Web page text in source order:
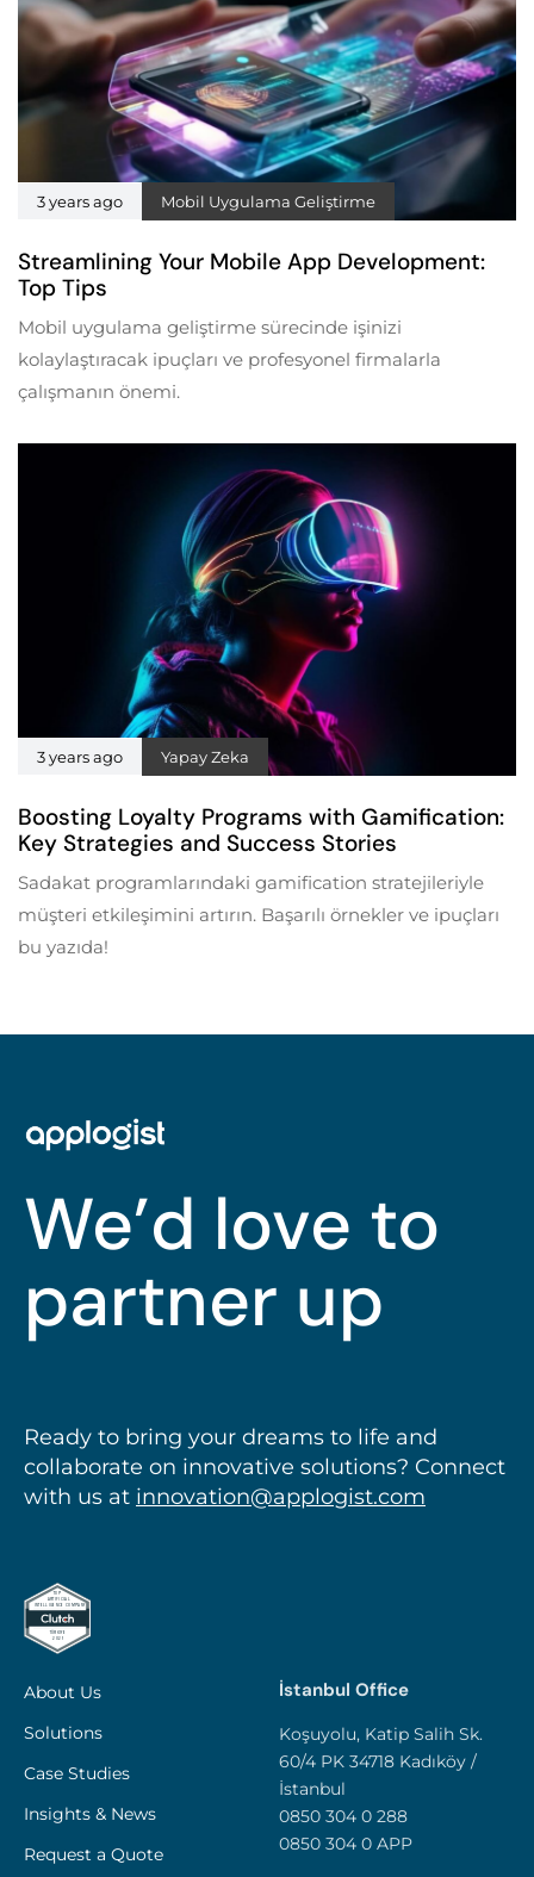
3 years ago Mobil Uygulama Geliştirme
Streamlining Your Mobile App Development:
Top Tips
Mobil uygulama geliştirme sürecinde işinizi
kolaylaştıracak ipuçları ve profesyonel firmalarla
çalışmanın önemi.
3 years ago Yapay Zeka
Boosting Loyalty Programs with Gamification:
Key Strategies and Success Stories
Sadakat programlarındaki gamification stratejileriyle
müşteri etkileşimini artırın. Başarılı örnekler ve ipuçları
bu yazıda!
We’d love to
partner up
Ready to bring your dreams to life and
collaborate on innovative solutions? Connect
with us at innovation@applogist.com
About Us
Solutions
Case Studies
Insights & News
Request a Quote
İstanbul Office
Koşuyolu, Katip Salih Sk.
60/4 PK 34718 Kadıköy /
İstanbul
0850 304 0 288
0850 304 0 APP